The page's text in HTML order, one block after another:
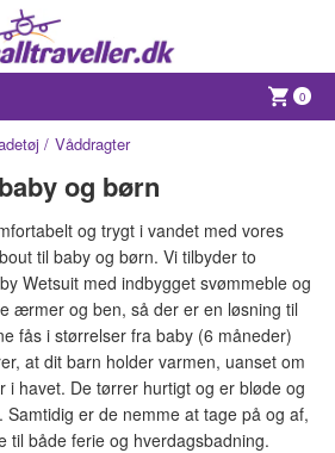
0
Våddragter
og børn
og trygt i vandet med vores
til baby og børn. Vi tilbyder to
Wetsuit med indbygget svømmeble og
ærmer og ben, så der er en løsning til
fås i størrelser fra baby (6 måneder)
at dit barn holder varmen, uanset om
i havet. De tørrer hurtigt og er bløde og
er de nemme at tage på og af,
til både ferie og hverdagsbadning.